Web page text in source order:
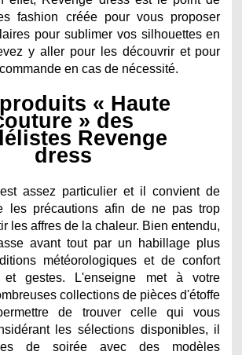
fashion créée pour vous proposer
pour sublimer vos silhouettes en
y aller pour les découvrir et pour
en cas de nécessité.
« Haute
» des
Revenge
dress
assez particulier et il convient de
les précautions afin de ne pas trop
les affres de la chaleur. Bien entendu,
avant tout par un habillage plus
météorologiques et de confort
gestes. L'enseigne met à votre
collections de pièces d'étoffe
de trouver celle qui vous
les sélections disponibles, il
de soirée avec des modèles